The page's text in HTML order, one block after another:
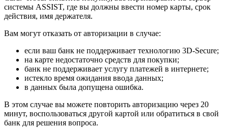
системы ASSIST, где вы должны ввести номер карты, срок
действия, имя держателя.
Вам могут отказать от авторизации в случае:
если ваш банк не поддерживает технологию 3D-Secure;
на карте недостаточно средств для покупки;
банк не поддерживает услугу платежей в интернете;
истекло время ожидания ввода данных;
в данных была допущена ошибка.
В этом случае вы можете повторить авторизацию через 20
минут, воспользоваться другой картой или обратиться в свой
банк для решения вопроса.